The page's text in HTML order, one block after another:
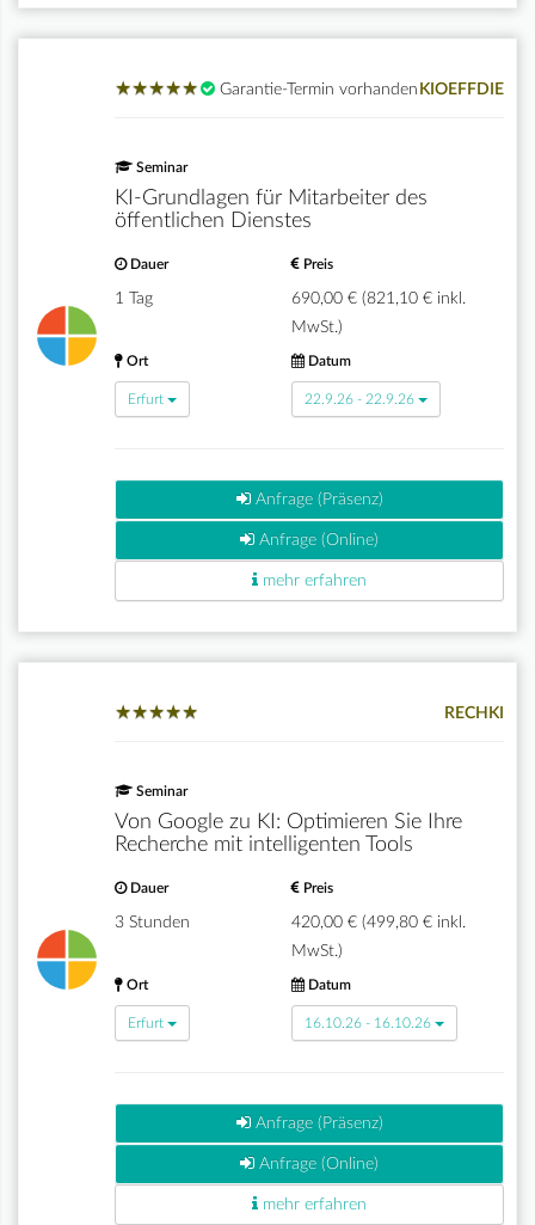
★★★★★
★★★★★ Garantie-Termin vorhanden KIOEFFDIE
Seminar
KI-Grundlagen für Mitarbeiter des
öffentlichen Dienstes
Dauer
1 Tag
Preis
690,00 € (821,10 € inkl.
MwSt.)
Ort
Erfurt
Datum
22.9.26 - 22.9.26
Anfrage (Präsenz)
Anfrage (Online)
mehr erfahren
★★★★★
★★★★★ RECHKI
Seminar
Von Google zu KI: Optimieren Sie Ihre
Recherche mit intelligenten Tools
Dauer
3 Stunden
Preis
420,00 € (499,80 € inkl.
MwSt.)
Ort
Erfurt
Datum
16.10.26 - 16.10.26
Anfrage (Präsenz)
Anfrage (Online)
mehr erfahren